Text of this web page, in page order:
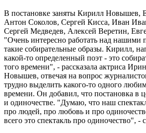
В постановке заняты Кирилл Новышев,
Антон Соколов, Сергей Кисса, Иван
Сергей Медведев, Алексей Веретин,
"Очень интересно работать над нашими
такие собирательные образы. Кирилл,
какой-то определенный поэт - это
того времени", - рассказала актриса
Новышев, отвечая на вопрос
трудно выделить какого-то одного
времени. Он добавил, что постановка в
и одиночестве. "Думаю, что наш
про людей, про любовь и про
всего это спектакль про одиночество", -